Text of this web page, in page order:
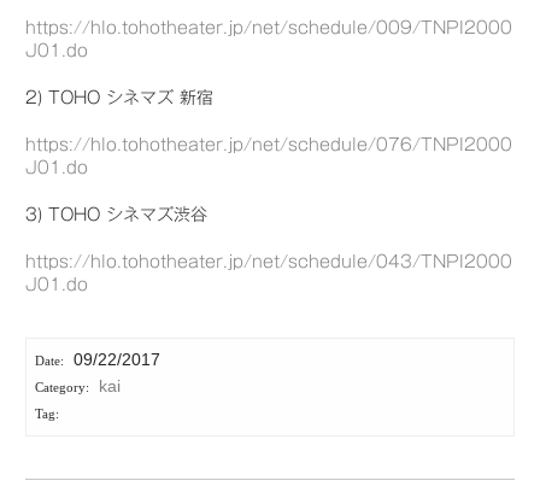
https://hlo.tohotheater.jp/net/schedule/009/TNPI2000
J01.do
2) TOHO シネマズ 新宿
https://hlo.tohotheater.jp/net/schedule/076/TNPI2000
J01.do
3) TOHO シネマズ渋谷
https://hlo.tohotheater.jp/net/schedule/043/TNPI2000
J01.do
09/22/2017
kai